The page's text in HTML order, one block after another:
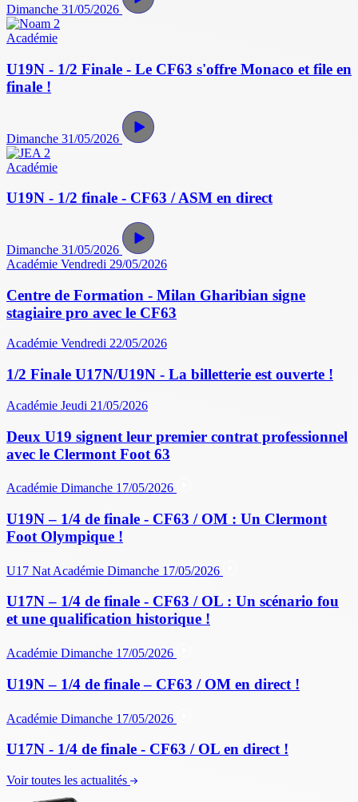
Dimanche 31/05/2026
Académie
U19N - 1/2 Finale - Le CF63 s'offre Monaco et file en
finale !
Dimanche 31/05/2026
Académie
U19N - 1/2 finale - CF63 / ASM en direct
Dimanche 31/05/2026
Académie Vendredi 29/05/2026
Centre de Formation - Milan Gharibian signe
stagiaire pro avec le CF63
Académie Vendredi 22/05/2026
1/2 Finale U17N/U19N - La billetterie est ouverte !
Académie Jeudi 21/05/2026
Deux U19 signent leur premier contrat professionnel
avec le Clermont Foot 63
Académie Dimanche 17/05/2026
U19N – 1/4 de finale - CF63 / OM : Un Clermont
Foot Olympique !
U17 Nat Académie Dimanche 17/05/2026
U17N – 1/4 de finale - CF63 / OL : Un scénario fou
et une qualification historique !
Académie Dimanche 17/05/2026
U19N – 1/4 de finale – CF63 / OM en direct !
Académie Dimanche 17/05/2026
U17N - 1/4 de finale - CF63 / OL en direct !
Voir toutes les actualités